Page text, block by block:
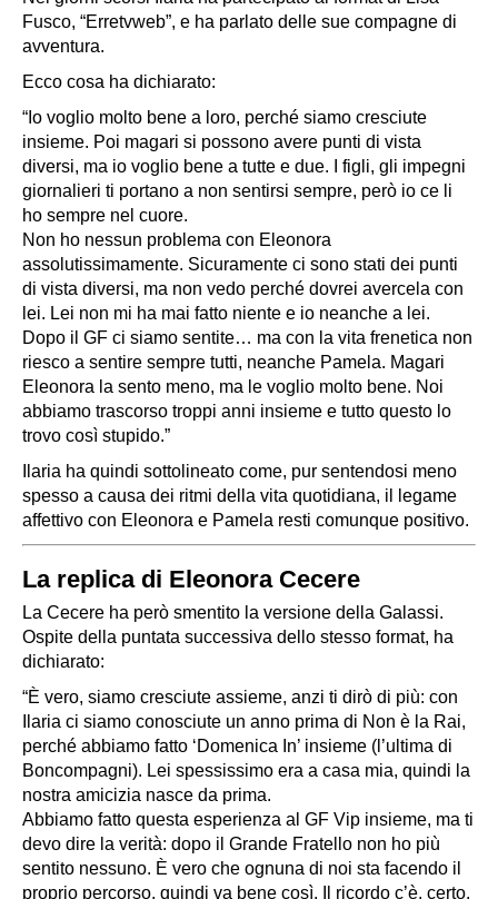
Fusco, “Erretvweb”, e ha parlato delle sue compagne di
avventura.
Ecco cosa ha dichiarato:
“Io voglio molto bene a loro, perché siamo cresciute
insieme. Poi magari si possono avere punti di vista
diversi, ma io voglio bene a tutte e due. I figli, gli impegni
giornalieri ti portano a non sentirsi sempre, però io ce li
ho sempre nel cuore.
Non ho nessun problema con Eleonora
assolutissimamente. Sicuramente ci sono stati dei punti
di vista diversi, ma non vedo perché dovrei avercela con
lei. Lei non mi ha mai fatto niente e io neanche a lei.
Dopo il GF ci siamo sentite… ma con la vita frenetica non
riesco a sentire sempre tutti, neanche Pamela. Magari
Eleonora la sento meno, ma le voglio molto bene. Noi
abbiamo trascorso troppi anni insieme e tutto questo lo
trovo così stupido.”
Ilaria ha quindi sottolineato come, pur sentendosi meno
spesso a causa dei ritmi della vita quotidiana, il legame
affettivo con Eleonora e Pamela resti comunque positivo.
La replica di Eleonora Cecere
La Cecere ha però smentito la versione della Galassi.
Ospite della puntata successiva dello stesso format, ha
dichiarato:
“È vero, siamo cresciute assieme, anzi ti dirò di più: con
Ilaria ci siamo conosciute un anno prima di Non è la Rai,
perché abbiamo fatto ‘Domenica In’ insieme (l’ultima di
Boncompagni). Lei spessissimo era a casa mia, quindi la
nostra amicizia nasce da prima.
Abbiamo fatto questa esperienza al GF Vip insieme, ma ti
devo dire la verità: dopo il Grande Fratello non ho più
sentito nessuno. È vero che ognuna di noi sta facendo il
proprio percorso, quindi va bene così. Il ricordo c’è, certo.